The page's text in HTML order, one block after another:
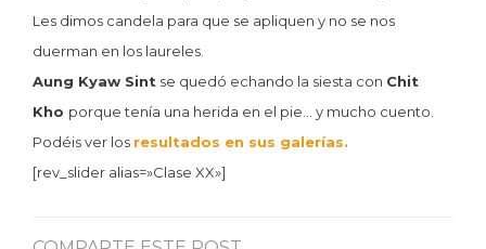
Les dimos candela para que se apliquen y no se nos
duerman en los laureles.
Aung Kyaw Sint se quedó echando la siesta con Chit
Kho porque tenía una herida en el pie… y mucho cuento.
Podéis ver los resultados en sus galerías.
[rev_slider alias=»Clase XX»]